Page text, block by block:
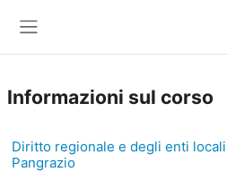
Informazioni sul corso
Diritto regionale e degli enti
Pangrazio